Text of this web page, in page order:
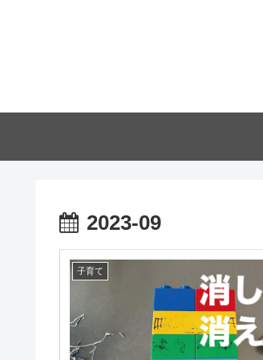
2023-09
子育て